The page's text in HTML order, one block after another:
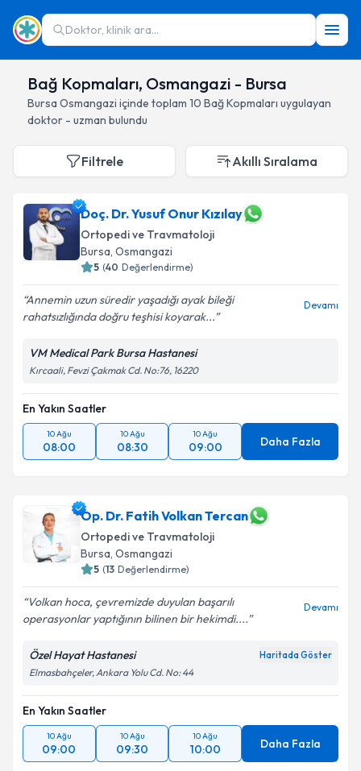
Doktor, klinik ara...
Bağ Kopmaları, Osmangazi - Bursa
Bursa Osmangazi içinde toplam 10 Bağ Kopmaları uygulayan
doktor - uzman bulundu
Filtrele Akıllı Sıralama
Doç. Dr. Yusuf Onur Kızılay
Ortopedi ve Travmatoloji
Bursa, Osmangazi
5 (40 Değerlendirme)
Annemin uzun süredir yaşadığı ayak bileği
rahatsızlığında doğru teşhisi koyarak...
Devamı
VM Medical Park Bursa Hastanesi
Kırcaali, Fevzi Çakmak Cd. No:76, 16220
En Yakın Saatler
10 Ağu
08:00
10 Ağu
08:30
10 Ağu
09:00 Daha Fazla
Op. Dr. Fatih Volkan Tercan
Ortopedi ve Travmatoloji
Bursa, Osmangazi
5 (13 Değerlendirme)
Volkan hoca, çevremizde duyulan başarılı
operasyonlar yaptığının bilinen bir hekimdi....
Devamı
Özel Hayat Hastanesi Haritada Göster
Elmasbahçeler, Ankara Yolu Cd. No: 44
En Yakın Saatler
10 Ağu
09:00
10 Ağu
09:30
10 Ağu
10:00 Daha Fazla